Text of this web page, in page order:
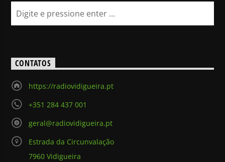
CONTATOS
https://radiovidigueira.pt
+351 284 437 001
geral@radiovidigueira.pt
Estrada da Circunvalação
7960 Vidigueira